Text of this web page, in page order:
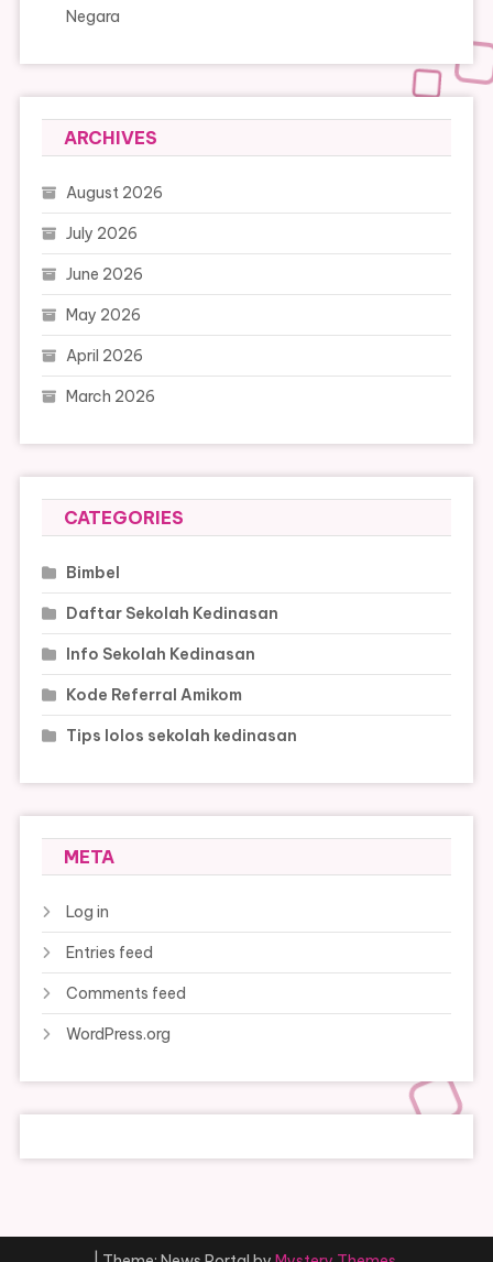
Negara
ARCHIVES
August 2026
July 2026
June 2026
May 2026
April 2026
March 2026
CATEGORIES
Bimbel
Daftar Sekolah Kedinasan
Info Sekolah Kedinasan
Kode Referral Amikom
Tips lolos sekolah kedinasan
META
Log in
Entries feed
Comments feed
WordPress.org